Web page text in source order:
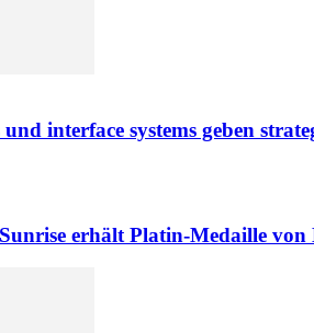
interface systems geben
erhält Platin-Medaille von